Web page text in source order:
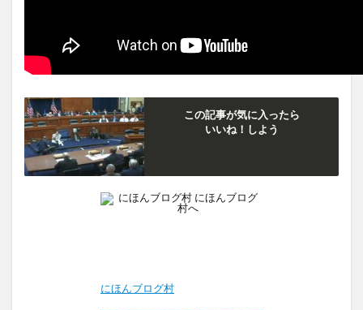
この記事が気に入ったら
いいね！しよう
にほんブログ村